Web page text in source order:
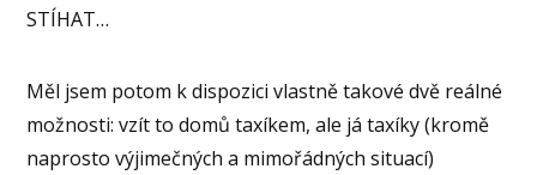
STÍHAT…
Měl jsem potom k dispozici vlastně takové dvě reálné
možnosti: vzít to domů taxíkem, ale já taxíky (kromě
naprosto výjimečných a mimořádných situací)